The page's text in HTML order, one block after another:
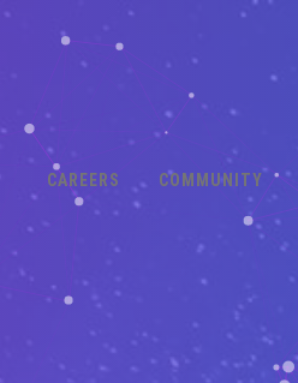
CAREERS COMMUNITY